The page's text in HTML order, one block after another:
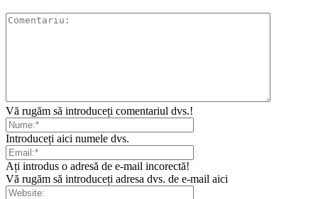
Vă rugăm să introduceți comentariul dvs.!
Introduceți aici numele dvs.
Ați introdus o adresă de e-mail incorectă!
Vă rugăm să introduceți adresa dvs. de e-mail aici